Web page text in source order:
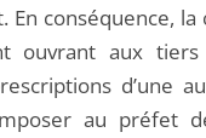
En conséquence,
ouvrant aux
d’une
au préfet